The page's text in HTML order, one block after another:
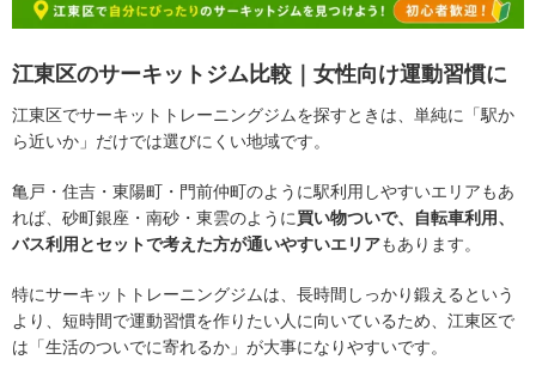
江東区のサーキットジム比較｜女性向け運動習慣に
江東区でサーキットトレーニングジムを探すときは、単純に「駅か
ら近いか」だけでは選びにくい地域です。
亀戸・住吉・東陽町・門前仲町のように駅利用しやすいエリアもあ
れば、砂町銀座・南砂・東雲のように買い物ついで、自転車利用、
バス利用とセットで考えた方が通いやすいエリアもあります。
特にサーキットトレーニングジムは、長時間しっかり鍛えるという
より、短時間で運動習慣を作りたい人に向いているため、江東区で
は「生活のついでに寄れるか」が大事になりやすいです。